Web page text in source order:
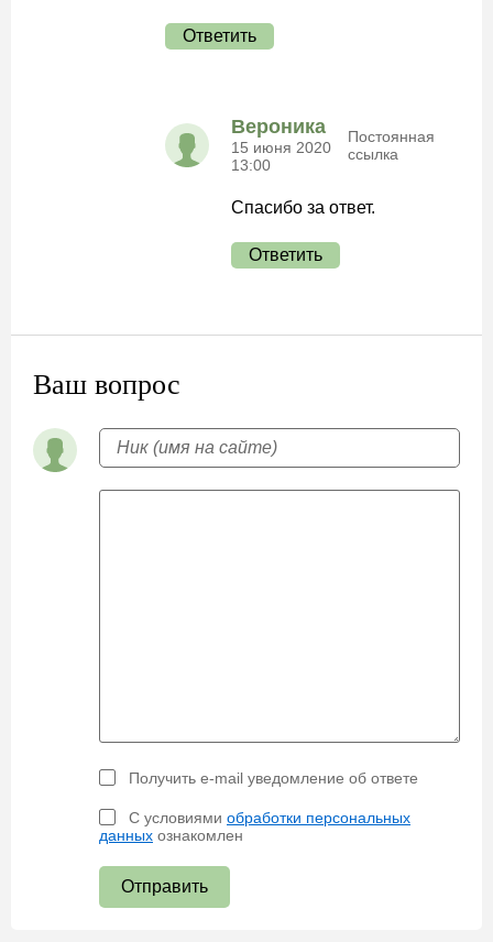
Ответить
Вероника
15 июня 2020
13:00
Постоянная
ссылка
Спасибо за ответ.
Ответить
Ваш вопрос
Получить e-mail уведомление об ответе
С условиями обработки персональных
данных ознакомлен
Отправить